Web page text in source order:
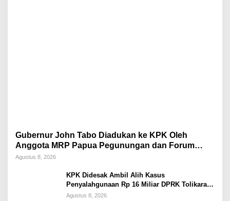
Gubernur John Tabo Diadukan ke KPK Oleh
Anggota MRP Papua Pegunungan dan Forum
Warga Papua
Agustus 8, 2026
KPK Didesak Ambil Alih Kasus
Penyalahgunaan Rp 16 Miliar DPRK Tolikara
Tahun 2017
Agustus 8, 2026